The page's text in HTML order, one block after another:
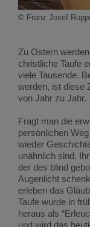
© Franz Josef
Zu Ostern
christliche Taufe
viele Tausende.
werden, ist diese
von Jahr zu Jahr.
Fragt man die
persönlichen
wieder
unähnlich sind.
der des blind
Augenlicht
erleben das
Taufe wurde in
heraus als
und wird das